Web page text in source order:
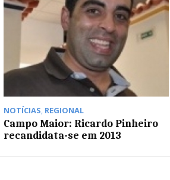
NOTÍCIAS, REGIONAL
Campo Maior: Ricardo Pinheiro
recandidata-se em 2013